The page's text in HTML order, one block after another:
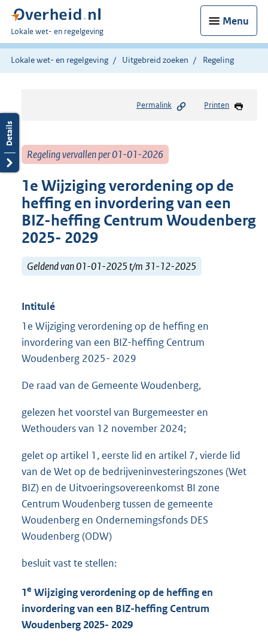
Menu
U
bent
hier:
Lokale wet- en regelgeving
Lokale wet- en regelgeving Uitgebreid zoeken Regeling
Permalink Printen
Regeling vervallen per 01-01-2026
1e Wijziging verordening op de
heffing en invordering van een
BIZ-heffing Centrum Woudenberg
2025- 2029
Geldend van 01-01-2025 t/m 31-12-2025
Intitulé
1e Wijziging verordening op de heffing en
invordering van een BIZ-heffing Centrum
Woudenberg 2025- 2029
De raad van de Gemeente Woudenberg,
gelezen het voorstel van Burgemeester en
Wethouders van 12 november 2024;
gelet op artikel 1, eerste lid en artikel 7, vierde lid
van de Wet op de bedrijveninvesteringszones (Wet
BIZ) en de Uitvoeringsovereenkomst BI zone
Centrum Woudenberg tussen de gemeente
Woudenberg en Ondernemingsfonds DES
Woudenberg (ODW)
besluit vast te stellen:
1e Wijziging verordening op de heffing en
invordering van een BIZ-heffing Centrum
Woudenberg 2025- 2029